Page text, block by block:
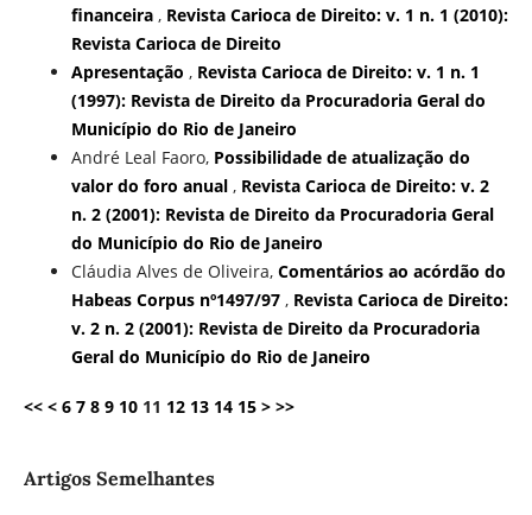
financeira , Revista Carioca de Direito: v. 1 n. 1 (2010):
Revista Carioca de Direito
Apresentação , Revista Carioca de Direito: v. 1 n. 1
(1997): Revista de Direito da Procuradoria Geral do
Município do Rio de Janeiro
André Leal Faoro, Possibilidade de atualização do
valor do foro anual , Revista Carioca de Direito: v. 2
n. 2 (2001): Revista de Direito da Procuradoria Geral
do Município do Rio de Janeiro
Cláudia Alves de Oliveira, Comentários ao acórdão do
Habeas Corpus nº1497/97 , Revista Carioca de Direito:
v. 2 n. 2 (2001): Revista de Direito da Procuradoria
Geral do Município do Rio de Janeiro
<< < 6 7 8 9 10 11 12 13 14 15 > >>
Artigos Semelhantes